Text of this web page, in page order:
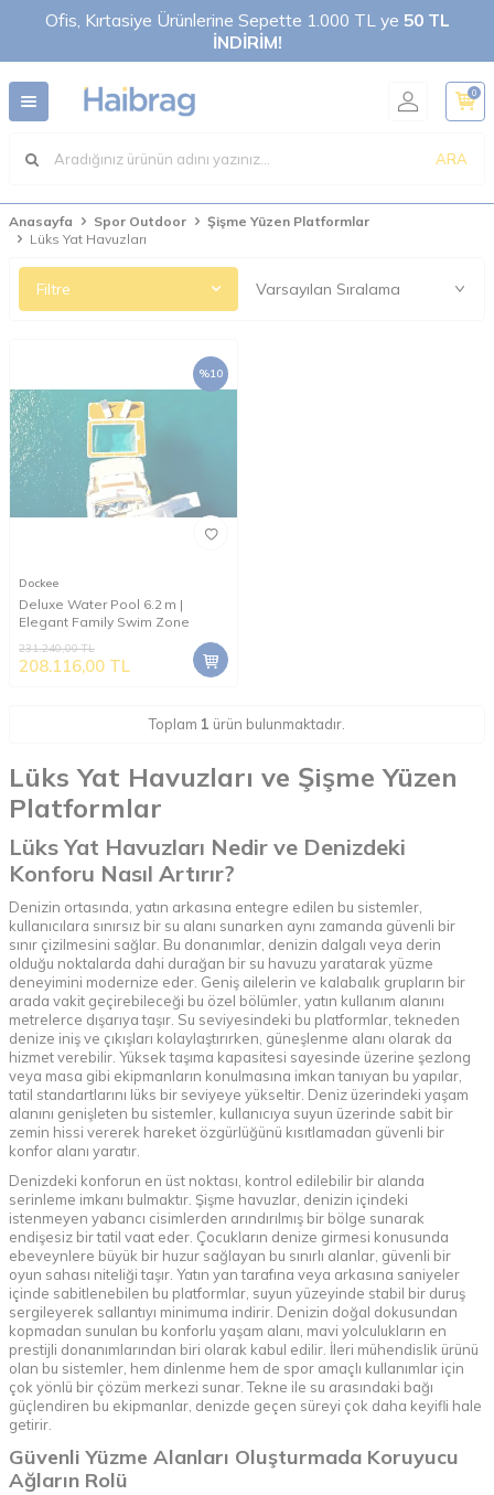
Ofis, Kırtasiye Ürünlerine Sepette 1.000 TL ye 50 TL
İNDİRİM!
ARA
0
Anasayfa Spor Outdoor
Şişme Yüzen Platformlar
Lüks Yat Havuzları
Filtre
%10
Dockee
Deluxe Water Pool 6.2 m |
Elegant Family Swim Zone
231.240,00TL
208.116,00 TL
Toplam 1 ürün bulunmaktadır.
Lüks Yat Havuzları ve Şişme Yüzen
Platformlar
Lüks Yat Havuzları Nedir ve Denizdeki
Konforu Nasıl Artırır?
Denizin ortasında, yatın arkasına entegre edilen bu sistemler,
kullanıcılara sınırsız bir su alanı sunarken aynı zamanda güvenli bir
sınır çizilmesini sağlar. Bu donanımlar, denizin dalgalı veya derin
olduğu noktalarda dahi durağan bir su havuzu yaratarak yüzme
deneyimini modernize eder. Geniş ailelerin ve kalabalık grupların bir
arada vakit geçirebileceği bu özel bölümler, yatın kullanım alanını
metrelerce dışarıya taşır. Su seviyesindeki bu platformlar, tekneden
denize iniş ve çıkışları kolaylaştırırken, güneşlenme alanı olarak da
hizmet verebilir. Yüksek taşıma kapasitesi sayesinde üzerine şezlong
veya masa gibi ekipmanların konulmasına imkan tanıyan bu yapılar,
tatil standartlarını lüks bir seviyeye yükseltir. Deniz üzerindeki yaşam
alanını genişleten bu sistemler, kullanıcıya suyun üzerinde sabit bir
zemin hissi vererek hareket özgürlüğünü kısıtlamadan güvenli bir
konfor alanı yaratır.
Denizdeki konforun en üst noktası, kontrol edilebilir bir alanda
serinleme imkanı bulmaktır. Şişme havuzlar, denizin içindeki
istenmeyen yabancı cisimlerden arındırılmış bir bölge sunarak
endişesiz bir tatil vaat eder. Çocukların denize girmesi konusunda
ebeveynlere büyük bir huzur sağlayan bu sınırlı alanlar, güvenli bir
oyun sahası niteliği taşır. Yatın yan tarafına veya arkasına saniyeler
içinde sabitlenebilen bu platformlar, suyun yüzeyinde stabil bir duruş
sergileyerek sallantıyı minimuma indirir. Denizin doğal dokusundan
kopmadan sunulan bu konforlu yaşam alanı, mavi yolculukların en
prestijli donanımlarından biri olarak kabul edilir. İleri mühendislik ürünü
olan bu sistemler, hem dinlenme hem de spor amaçlı kullanımlar için
çok yönlü bir çözüm merkezi sunar. Tekne ile su arasındaki bağı
güçlendiren bu ekipmanlar, denizde geçen süreyi çok daha keyifli hale
getirir.
Güvenli Yüzme Alanları Oluşturmada Koruyucu
Ağların Rolü